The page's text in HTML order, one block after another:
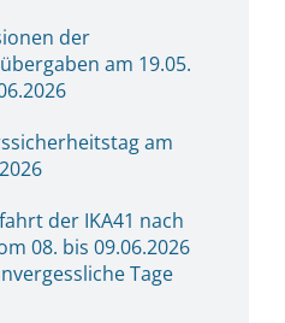
der
am 19.05.
am
der IKA41 nach
08. bis 09.06.2026
Tage